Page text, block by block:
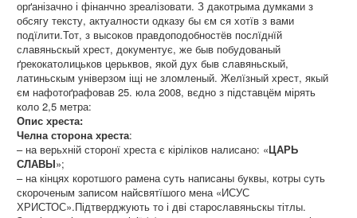
орґанізачно і фінанчно зреалізовати. З дакотрыма думками з
обсягу тексту, актуалности одказу бы єм ся хотїв з вами
подїлити.Тот, з высоков правдоподобностёв послїднїй
славяньскый хрест, документує, же быв побудованый
ґрекокатолицьков церьквов, якой дух быв славяньскый,
латиньскым універзом іщі не зломленый. Желїзный хрест, якый
єм нафотоґрафовав 25. юла 2008, вєдно з підставцём мірять
коло 2,5 метра:
Опис хреста:
Челна сторона хреста:
– на верьхній сторонї хреста є кіріліков налисано: «ЦАРЬ
СЛАВЫ»;
– на кінцях коротшого рамена суть написаны буквы, котры суть
скороченым записом найсвятїшого мена «ИСУС
ХРИСТОС».Підтверджують то і дві старославяньскы тітлы.